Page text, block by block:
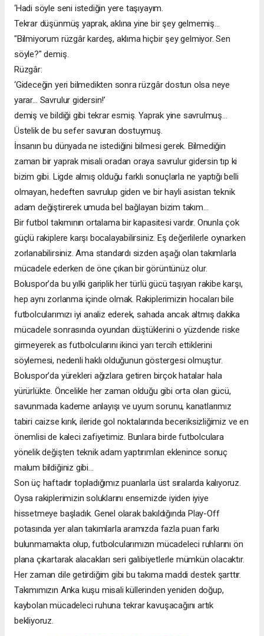
‘Hadi söyle seni istediğin yere taşıyayım.
Tekrar düşünmüş yaprak, aklına yine bir şey gelmemiş…
"Bilmiyorum rüzgâr kardeş, aklıma hiçbir şey gelmiyor. Sen
söyle?" demiş.
Rüzgâr:
‘Gideceğin yeri bilmedikten sonra rüzgâr dostun olsa neye
yarar… Savrulur gidersin!’
demiş ve bildiği gibi tekrar esmiş. Yaprak yine savrulmuş…
Üstelik de bu sefer savuran dostuymuş.
İnsanın bu dünyada ne istediğini bilmesi gerek. Bilmediğin
zaman bir yaprak misali oradan oraya savrulur gidersin tıp ki
bizim gibi. Ligde almış olduğu farklı sonuçlarla ne yaptığı belli
olmayan, hedeften savrulup giden ve bir hayli asistan teknik
adam değiştirerek umuda bel bağlayan bizim takım…
Bir futbol takımının ortalama bir kapasitesi vardır. Onunla çok
güçlü rakiplere karşı bocalayabilirsiniz. Eş değerlilerle oynarken
zorlanabilirsiniz. Ama standardı sizden aşağı olan takımlarla
mücadele ederken de öne çıkan bir görüntünüz olur.
Boluspor’da bu yılki gariplik her türlü gücü taşıyan rakibe karşı,
hep aynı zorlanma içinde olmak. Rakiplerimizin hocaları bile
futbolcularımızı iyi analiz ederek, sahada ancak altmış dakika
mücadele sonrasında oyundan düştüklerini o yüzdende riske
girmeyerek as futbolcularını ikinci yarı tercih ettiklerini
söylemesi, nedenli haklı olduğunun göstergesi olmuştur.
Boluspor’da yürekleri ağızlara getiren birçok hatalar hala
yürürlükte. Öncelikle her zaman olduğu gibi orta olan gücü,
savunmada kademe anlayışı ve uyum sorunu, kanatlarımız
tabiri caizse kırık, ileride gol noktalarında beceriksizliğimiz ve en
önemlisi de kaleci zafiyetimiz. Bunlara birde futbolculara
yönelik değişten teknik adam yaptırımları eklenince sonuç
malum bildiğiniz gibi…
Son üç haftadır topladığımız puanlarla üst sıralarda kalıyoruz.
Oysa rakiplerimizin soluklarını ensemizde iyiden iyiye
hissetmeye başladık. Genel olarak bakıldığında Play-Off
potasında yer alan takımlarla aramızda fazla puan farkı
bulunmamakta olup, futbolcularımızın mücadeleci ruhlarını ön
plana çıkartarak alacakları seri galibiyetlerle mümkün olacaktır.
Her zaman dile getirdiğim gibi bu takıma maddi destek şarttır.
Takımımızın Anka kuşu misali küllerinden yeniden doğup,
kaybolan mücadeleci ruhuna tekrar kavuşacağını artık
bekliyoruz.